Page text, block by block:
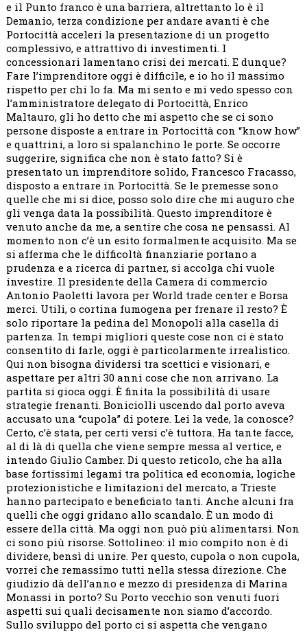
e il Punto franco è una barriera, altrettanto lo è il
Demanio, terza condizione per andare avanti è che
Portocittà acceleri la presentazione di un progetto
complessivo, e attrattivo di investimenti. I
concessionari lamentano crisi dei mercati. E dunque?
Fare l’imprenditore oggi è difficile, e io ho il massimo
rispetto per chi lo fa. Ma mi sento e mi vedo spesso con
l’amministratore delegato di Portocittà, Enrico
Maltauro, gli ho detto che mi aspetto che se ci sono
persone disposte a entrare in Portocittà con “know how”
e quattrini, a loro si spalanchino le porte. Se occorre
suggerire, significa che non è stato fatto? Si è
presentato un imprenditore solido, Francesco Fracasso,
disposto a entrare in Portocittà. Se le premesse sono
quelle che mi si dice, posso solo dire che mi auguro che
gli venga data la possibilità. Questo imprenditore è
venuto anche da me, a sentire che cosa ne pensassi. Al
momento non c’è un esito formalmente acquisito. Ma se
si afferma che le difficoltà finanziarie portano a
prudenza e a ricerca di partner, si accolga chi vuole
investire. Il presidente della Camera di commercio
Antonio Paoletti lavora per World trade center e Borsa
merci. Utili, o cortina fumogena per frenare il resto? È
solo riportare la pedina del Monopoli alla casella di
partenza. In tempi migliori queste cose non ci è stato
consentito di farle, oggi è particolarmente irrealistico.
Qui non bisogna dividersi tra scettici e visionari, e
aspettare per altri 30 anni cose che non arrivano. La
partita si gioca oggi. È finita la possibilità di usare
strategie frenanti. Boniciolli uscendo dal porto aveva
accusato una “cupola” di potere. Lei la vede, la conosce?
Certo, c’è stata, per certi versi c’è tuttora. Ha tante facce,
al di là di quella che viene sempre messa al vertice, e
intendo Giulio Camber. Di questo reticolo, che ha alla
base fortissimi legami tra politica ed economia, logiche
protezionistiche e limitazioni del mercato, a Trieste
hanno partecipato e beneficiato tanti. Anche alcuni fra
quelli che oggi gridano allo scandalo. È un modo di
essere della città. Ma oggi non può più alimentarsi. Non
ci sono più risorse. Sottolineo: il mio compito non è di
dividere, bensì di unire. Per questo, cupola o non cupola,
vorrei che remassimo tutti nella stessa direzione. Che
giudizio dà dell’anno e mezzo di presidenza di Marina
Monassi in porto? Su Porto vecchio son venuti fuori
aspetti sui quali decisamente non siamo d’accordo.
Sullo sviluppo del porto ci si aspetta che vengano